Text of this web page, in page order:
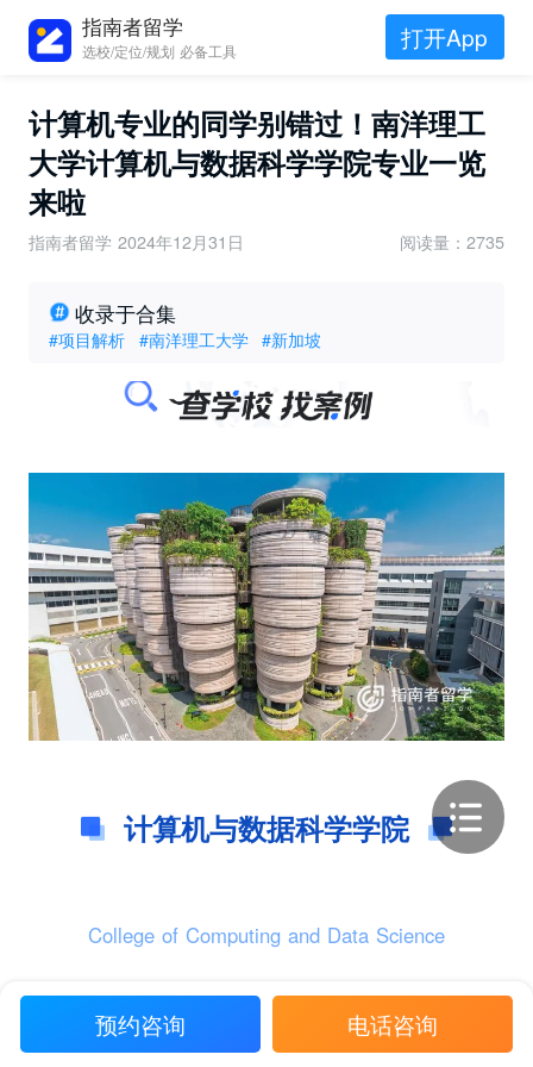
指南者留学
选校/定位/规划 必备工具 打开App
计算机专业的同学别错过！南洋理工
大学计算机与数据科学学院专业一览
来啦
指南者留学 2024年12月31日 阅读量：2735
收录于合集
#项目解析 #南洋理工大学 #新加坡
计算机与数据科学学院
College of Computing and Data Science
计算机与数据科学学院（College of Computing and
预约咨询 电话咨询